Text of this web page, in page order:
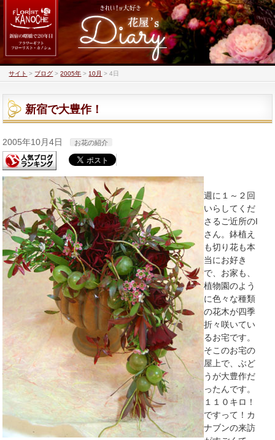
サイト > ブログ >2005年 >10月 >4日
新宿で大豊作！
2005年10月4日 お花の紹介
週に１～２回
いらしてくだ
さるご近所のI
さん。鉢植え
も切り花も本
当にお好き
で、お家も、
植物園のよう
に色々な種類
の花木が四季
折々咲いてい
るお宅です。
そこのお宅の
屋上で、ぶど
うが大豊作だ
ったんです。
１１０キロ！
ですって！カ
ナブンの来訪